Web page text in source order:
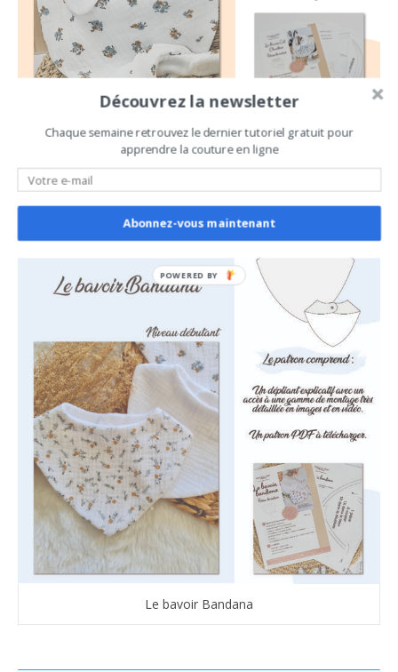
Le bavoir Bandana
Découvrez la newsletter
Chaque semaine retrouvez le dernier tutoriel gratuit pour
apprendre la couture en ligne
Abonnez-vous maintenant
POWERED
BY